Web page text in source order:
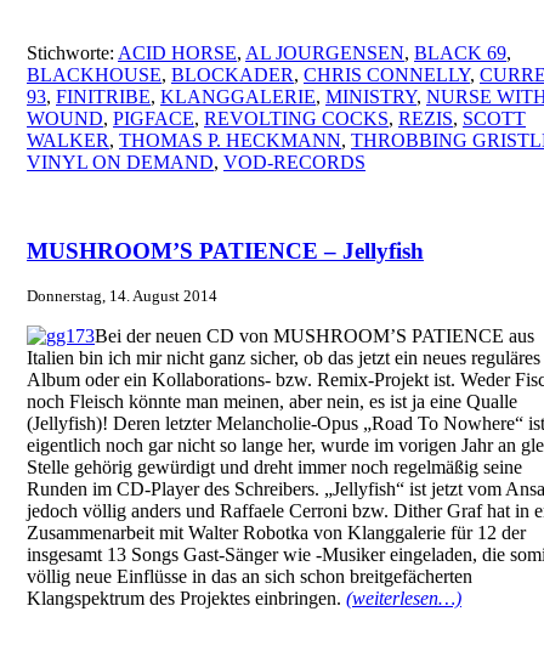
Stichworte: ACID HORSE, AL JOURGENSEN, BLACK 69,
BLACKHOUSE, BLOCKADER, CHRIS CONNELLY,
93, FINITRIBE, KLANGGALERIE, MINISTRY, NURSE
WOUND, PIGFACE, REVOLTING COCKS, REZIS, SCOTT
WALKER, THOMAS P. HECKMANN, THROBBING
VINYL ON DEMAND, VOD-RECORDS
MUSHROOM’S PATIENCE – Jellyfish
Donnerstag, 14. August 2014
Bei der neuen CD von MUSHROOM’S PATIENCE aus
Italien bin ich mir nicht ganz sicher, ob das jetzt ein neues reguläres
Album oder ein Kollaborations- bzw. Remix-Projekt ist. Weder
noch Fleisch könnte man meinen, aber nein, es ist ja eine Qualle
(Jellyfish)! Deren letzter Melancholie-Opus „Road To Nowhere“
eigentlich noch gar nicht so lange her, wurde im vorigen Jahr an
Stelle gehörig gewürdigt und dreht immer noch regelmäßig seine
Runden im CD-Player des Schreibers. „Jellyfish“ ist jetzt vom
jedoch völlig anders und Raffaele Cerroni bzw. Dither Graf hat in
Zusammenarbeit mit Walter Robotka von Klanggalerie für 12 der
insgesamt 13 Songs Gast-Sänger wie -Musiker eingeladen, die
völlig neue Einflüsse in das an sich schon breitgefächerten
Klangspektrum des Projektes einbringen. (weiterlesen…)